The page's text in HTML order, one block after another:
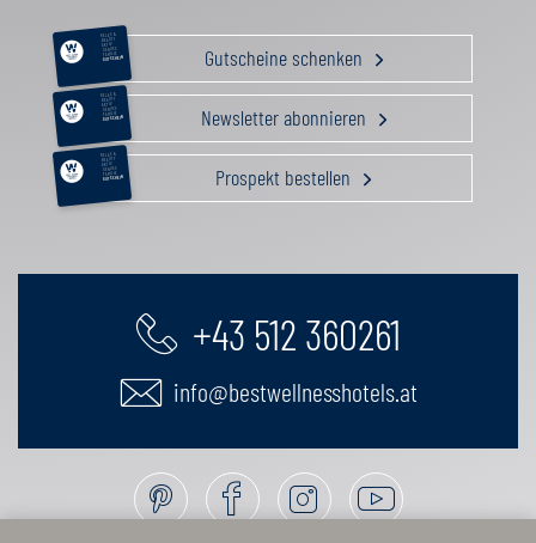
RELAX &
BEAUTY
AKTIV
GENUSS
FAMILIE
GUTSCHEIN Gutscheine schenken
RELAX &
BEAUTY
AKTIV
GENUSS
FAMILIE
GUTSCHEIN Newsletter abonnieren
RELAX &
BEAUTY
AKTIV
GENUSS
FAMILIE
GUTSCHEIN Prospekt bestellen
+43 512 360261
info@bestwellnesshotels.at